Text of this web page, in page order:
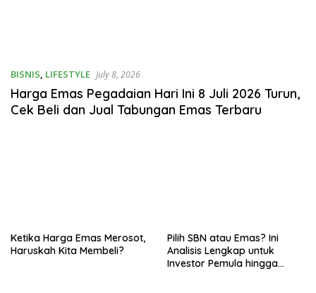
BISNIS, LIFESTYLE July 8, 2026
Harga Emas Pegadaian Hari Ini 8 Juli 2026 Turun,
Cek Beli dan Jual Tabungan Emas Terbaru
Ketika Harga Emas Merosot,
Haruskah Kita Membeli?
Pilih SBN atau Emas? Ini
Analisis Lengkap untuk
Investor Pemula hingga